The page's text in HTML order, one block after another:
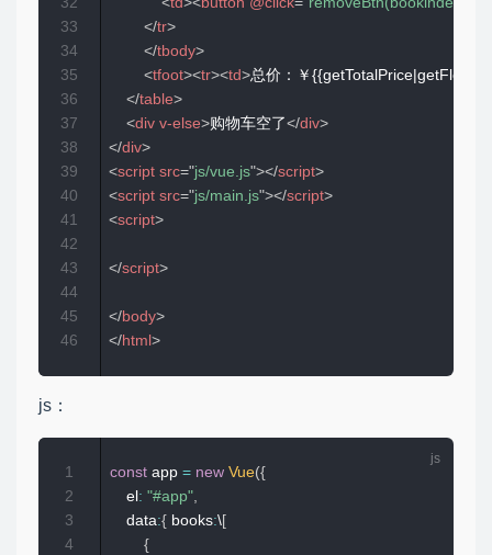
</tr>
</tbody>
<tfoot><tr><td>总价：￥
</table>
<div v-else>购物车空了</div>
</div>
<script src="js/vue.js"></script>
<script src="js/main.js"></script>
<script>
</script>
</body>
</html>
33
34
35
36
37
38
39
40
41
42
43
44
45
46
js：
const app = new Vue({
    el
: "#app",
    data
:{ books:\[
{
1
2
3
4